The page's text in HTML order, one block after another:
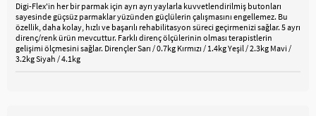
Digi-Flex'in her bir parmak için ayrı ayrı yaylarla kuvvetlendirilmiş butonları
sayesinde güçsüz parmaklar yüzünden güçlülerin çalışmasını engellemez. Bu
özellik, daha kolay, hızlı ve başarılı rehabilitasyon süreci geçirmenizi sağlar. 5 ayrı
direnç/renk ürün mevcuttur. Farklı direnç ölçülerinin olması terapistlerin
gelişimi ölçmesini sağlar. Dirençler Sarı / 0.7kg Kırmızı / 1.4kg Yeşil / 2.3kg Mavi /
3.2kg Siyah / 4.1kg